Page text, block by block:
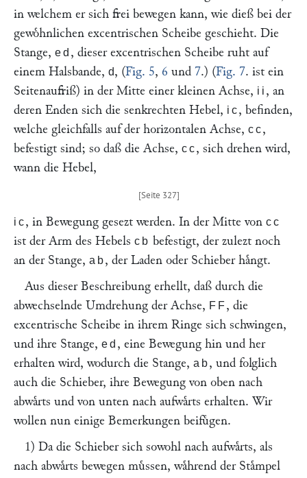
in welchem er sich frei bewegen kann, wie dieß bei der
gewoͤhnlichen excentrischen Scheibe geschieht. Die
Stange, ed , dieser excentrischen Scheibe ruht auf
einem Halsbande, d, (Fig. 5, 6 und 7.) (Fig. 7. ist ein
Seitenaufriß) in der Mitte einer kleinen Achse, ii , an
deren Enden sich die senkrechten Hebel, ic, befinden,
welche gleichfalls auf der horizontalen Achse, cc,
befestigt sind; so daß die Achse, cc, sich drehen wird,
wann die Hebel,
ic, in Bewegung gesezt werden. In der Mitte voncc
ist der Arm des Hebels cb befestigt, der zulezt noch
an der Stange, ab, der Laden oder Schieber haͤngt.
Aus dieser Beschreibung erhellt, daß durch die
abwechselnde Umdrehung der Achse, FF, die
excentrische Scheibe in ihrem Ringe sich schwingen,
und ihre Stange, ed , eine Bewegung hin und her
erhalten wird, wodurch die Stange, ab, und folglich
auch die Schieber, ihre Bewegung von oben nach
abwaͤrts und von unten nach aufwaͤrts erhalten. Wir
wollen nun einige Bemerkungen beifuͤgen.
1) Da die Schieber sich sowohl nach aufwaͤrts, als
nach abwaͤrts bewegen muͤssen, waͤhrend der Staͤmpel